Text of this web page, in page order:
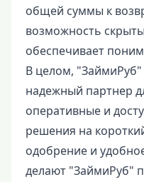
общей суммы к
возможность
обеспечивает
В целом, "ЗаймиРуб"
надежный партнер
оперативные и
решения на
одобрение и
делают "ЗаймиРуб"